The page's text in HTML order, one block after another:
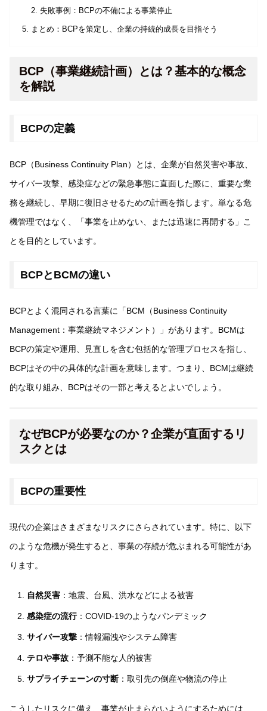
失敗事例：BCPの不備による事業停止
まとめ：BCPを策定し、企業の持続的成長を目指そう
BCP（事業継続計画）とは？基本的な概念
を解説
BCPの定義
BCP（Business Continuity Plan）とは、企業が自然災害や事故、
サイバー攻撃、感染症などの緊急事態に直面した際に、重要な業
務を継続し、早期に復旧させるための計画を指します。単なる危
機管理ではなく、「事業を止めない、または迅速に再開する」こ
とを目的としています。
BCPとBCMの違い
BCPとよく混同される言葉に「BCM（Business Continuity
Management：事業継続マネジメント）」があります。BCMは
BCPの策定や運用、見直しを含む包括的な管理プロセスを指し、
BCPはその中の具体的な計画を意味します。つまり、BCMは継続
的な取り組み、BCPはその一部と考えるとよいでしょう。
なぜBCPが必要なのか？企業が直面するリ
スクとは
BCPの重要性
現代の企業はさまざまなリスクにさらされています。特に、以下
のような危機が発生すると、事業の存続が危ぶまれる可能性があ
ります。
自然災害：地震、台風、洪水などによる被害
感染症の流行：COVID-19のようなパンデミック
サイバー攻撃：情報漏洩やシステム障害
テロや事故：予測不能な人的被害
サプライチェーンの寸断：取引先の倒産や物流の停止
こうしたリスクに備え、事業が止まらないようにするためには、